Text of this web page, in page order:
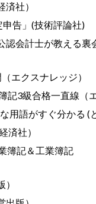
社）
告」(技術評論社)
会計士が教える裏
エクスナレッジ）
3級合格一直線（
用語がすぐ分かる (
済社）
簿記＆工業簿記